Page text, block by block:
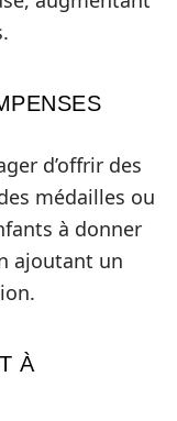
d’offrir des
médailles ou
à donner
ajoutant un
À